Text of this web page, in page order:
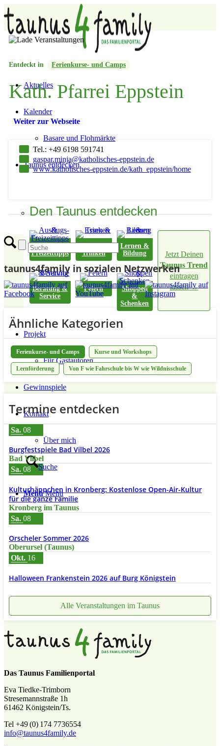
Aktuelles
Kalender
Basare und Flohmärkte
Taunus entdecken
Den Taunus entdecken
Ausflugs- &
Freizeittipps
Beratung &
Service
Trinken
Feiern
Lernen &
Bildung
Shoppen
&
Schenken
Jetzt Deinen
Taunus Trend
eintragen
lassen →
Projekt
Für Gastautoren
Gewinnspiele
Kontakt
Über mich
Suche
Menü Menü
Entdeckt in Ferienkurse- und Camps
Kath. Pfarrei Eppstein
Weiter zur Webseite
Tel.: +49 6198 591741
gaspar.minja@katholisches-eppstein.de
www.katholisches-eppstein.de/kath_eppstein/home
taunus4family in sozialen Netzwerken
Ähnliche Kategorien
Ferienkurse- und Camps Kurse und Workshops
Lernförderung Von F wie Fahrschule bis W wie Wildnisschule
Termine entdecken
Sa. 08
Burgfestspiele Bad Vilbel 2026
Bad Vilbel
Sa. 08
Kulturhäppchen in Kronberg: Kostenlose Open-Air-Kultur
für die ganze Familie
Kronberg im Taunus
Sa. 08
Orscheler Sommer 2026
Oberursel (Taunus)
Okt. 16
Halloween Frankenstein 2026 auf Burg Königstein
Alle Veranstaltungen im Taunus
Das Taunus Familienportal
Eva Tiedke-Trimborn
Stresemannstraße 1h
61462 Königstein/Ts.
Tel +49 (0) 174 7736554
info@taunus4family.de